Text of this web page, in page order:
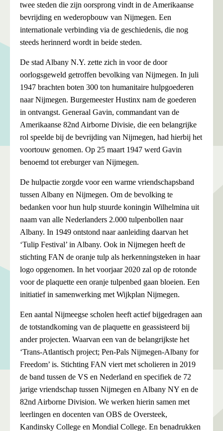
twee steden die zijn oorsprong vindt in de Amerikaanse
bevrijding en wederopbouw van Nijmegen. Een
internationale verbinding via de geschiedenis, die nog
steeds herinnerd wordt in beide steden.
De stad Albany N.Y. zette zich in voor de door
oorlogsgeweld getroffen bevolking van Nijmegen. In juli
1947 brachten boten 300 ton humanitaire hulpgoederen
naar Nijmegen. Burgemeester Hustinx nam de goederen
in ontvangst. Generaal Gavin, commandant van de
Amerikaanse 82nd Airborne Divisie, die een belangrijke
rol speelde bij de bevrijding van Nijmegen, had hierbij het
voortouw genomen. Op 25 maart 1947 werd Gavin
benoemd tot ereburger van Nijmegen.
De hulpactie zorgde voor een warme vriendschapsband
tussen Albany en Nijmegen. Om de bevolking te
bedanken voor hun hulp stuurde koningin Wilhelmina uit
naam van alle Nederlanders 2.000 tulpenbollen naar
Albany. In 1949 ontstond naar aanleiding daarvan het
‘Tulip Festival’ in Albany. Ook in Nijmegen heeft de
stichting FAN de oranje tulp als herkenningsteken in haar
logo opgenomen. In het voorjaar 2020 zal op de rotonde
voor de plaquette een oranje tulpenbed gaan bloeien. Een
initiatief in samenwerking met Wijkplan Nijmegen.
Een aantal Nijmeegse scholen heeft actief bijgedragen aan
de totstandkoming van de plaquette en geassisteerd bij
ander projecten. Waarvan een van de belangrijkste het
‘Trans-Atlantisch project; Pen-Pals Nijmegen-Albany for
Freedom’ is. Stichting FAN viert met scholieren in 2019
de band tussen de VS en Nederland en specifiek de 72
jarige vriendschap tussen Nijmegen en Albany NY en de
82nd Airborne Division. We werken hierin samen met
leerlingen en docenten van OBS de Oversteek,
Kandinsky College en Mondial College. En benadrukken